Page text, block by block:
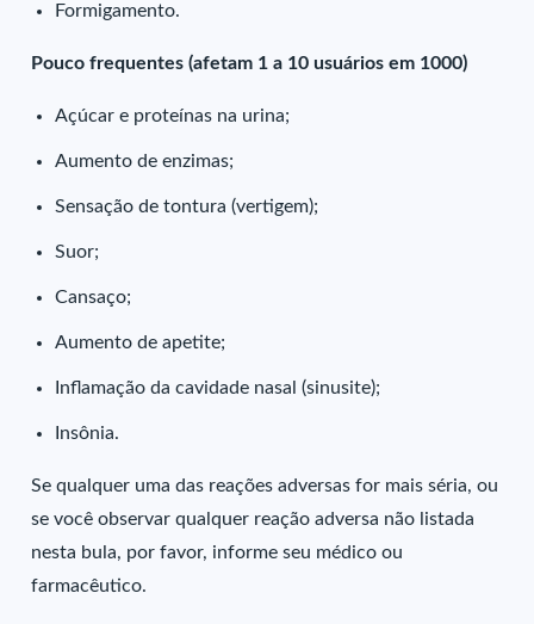
Formigamento.
Pouco frequentes (afetam 1 a 10 usuários em 1000)
Açúcar e proteínas na urina;
Aumento de enzimas;
Sensação de tontura (vertigem);
Suor;
Cansaço;
Aumento de apetite;
Inflamação da cavidade nasal (sinusite);
Insônia.
Se qualquer uma das reações adversas for mais séria, ou
se você observar qualquer reação adversa não listada
nesta bula, por favor, informe seu médico ou
farmacêutico.